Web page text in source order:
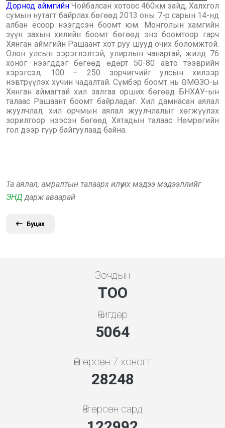
Дорнод аймгийнЧойбалсан хотоос 460км зайд, Халхгол
сумын нутагт байрлах бөгөөд 2013 оны 7-р сарын 14-нд
албан ёсоор нээгдсэн боомт юм. Монголын хамгийн
зүүн захын хилийн боомт бөгөөд энэ боомтоор гарч
Хянган аймгийн Рашаант хот руу шууд очих боломжтой.
Олон улсын зэрэглэлтэй, улирлын чанартай, жилд 76
хоног нээгддэг бөгөөд өдөрт 50-80 авто тээврийн
хэрэгсэл, 100 – 250 зорчигчийг улсын хилээр
нэвтрүүлэх хүчин чадалтай. Сүмбэр боомт нь ӨМӨЗО-ы
Хянган аймагтай хил залгаа орших бөгөөд БНХАУ-ын
талаас Рашаант боомт байрладаг. Хил дамнасан аялал
жуулчлал, хил орчмын аялал жуулчлалыг хөгжүүлэх
зорилгоор нээсэн бөгөөд Хятадын талаас Нөмрөгийн
гол дээр гүүр байгуулаад байна.
Та аялал, амралтын талаарх илүү их мэдээ мэдээллийг
ЭНД дарж аваарай
Буцах
Зочдын
ТОО
Өчигдөр
5453
Өнгөрсөн 7 хоногт
30421
Өнгөрсөн сард